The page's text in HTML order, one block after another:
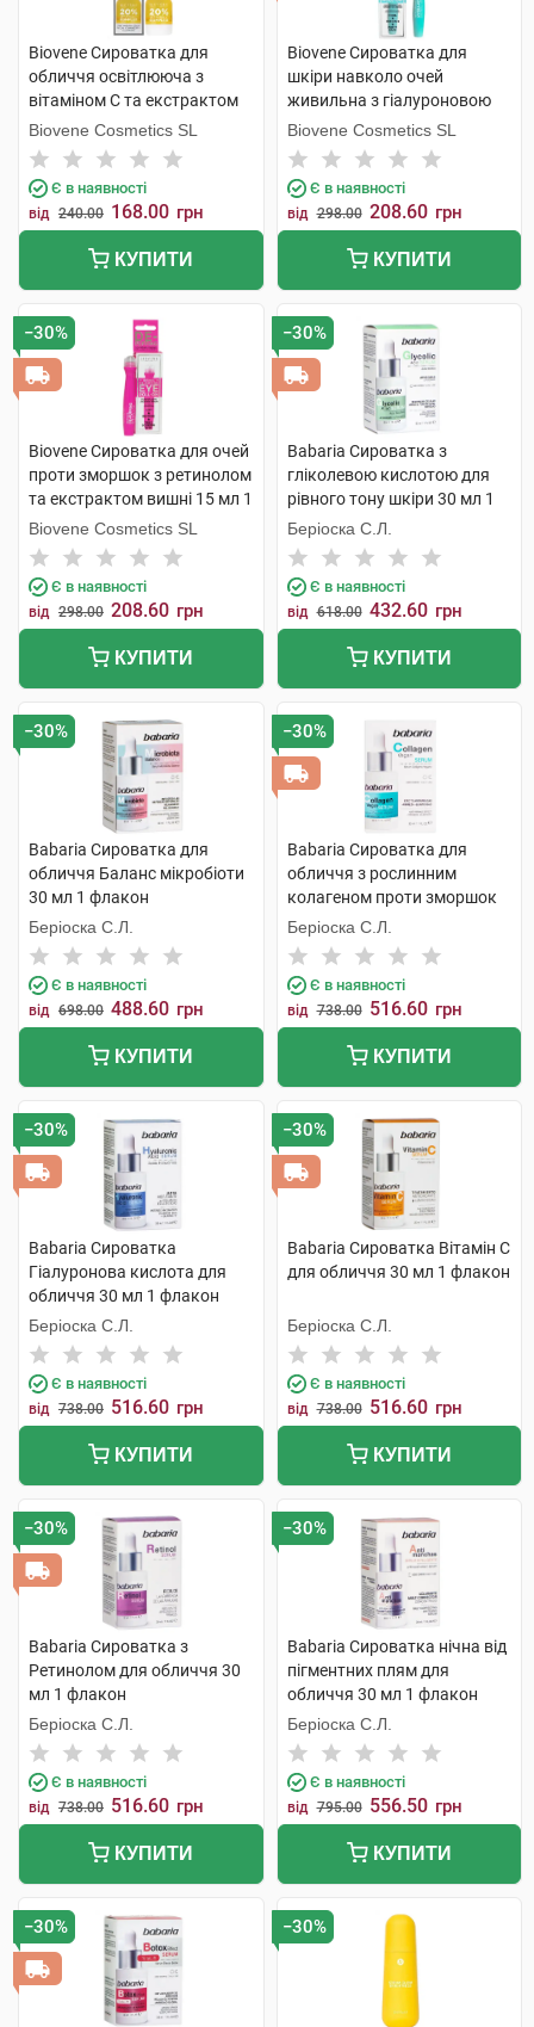
Biovene Сироватка для
обличчя освітлююча з
вітаміном С та екстрактом
банана 10 мл 1 флакон
Biovene Cosmetics SL
Є в наявності
від 240.00 168.00 грн
КУПИТИ
Biovene Сироватка для
шкіри навколо очей
живильна з гіалуроновою
кислотою та чорницею 15
мл 1 флакон
Biovene Cosmetics SL
Є в наявності
від 298.00 208.60 грн
КУПИТИ
−30%
Biovene Сироватка для очей
проти зморшок з ретинолом
та екстрактом вишні 15 мл 1
флакон
Biovene Cosmetics SL
Є в наявності
від 298.00 208.60 грн
КУПИТИ
−30%
Babaria Сироватка з
гліколевою кислотою для
рівного тону шкіри 30 мл 1
флакон
Беріоска С.Л.
Є в наявності
від 618.00 432.60 грн
КУПИТИ
−30%
Babaria Сироватка для
обличчя Баланс мікробіоти
30 мл 1 флакон
Беріоска С.Л.
Є в наявності
від 698.00 488.60 грн
КУПИТИ
−30%
Babaria Сироватка для
обличчя з рослинним
колагеном проти зморшок
30 мл 1 флакон
Беріоска С.Л.
Є в наявності
від 738.00 516.60 грн
КУПИТИ
−30%
Babaria Сироватка
Гіалуронова кислота для
обличчя 30 мл 1 флакон
Беріоска С.Л.
Є в наявності
від 738.00 516.60 грн
КУПИТИ
−30%
Babaria Сироватка Вітамін С
для обличчя 30 мл 1 флакон
Беріоска С.Л.
Є в наявності
від 738.00 516.60 грн
КУПИТИ
−30%
Babaria Сироватка з
Ретинолом для обличчя 30
мл 1 флакон
Беріоска С.Л.
Є в наявності
від 738.00 516.60 грн
КУПИТИ
−30%
Babaria Сироватка нічна від
пігментних плям для
обличчя 30 мл 1 флакон
Беріоска С.Л.
Є в наявності
від 795.00 556.50 грн
КУПИТИ
−30% −30%